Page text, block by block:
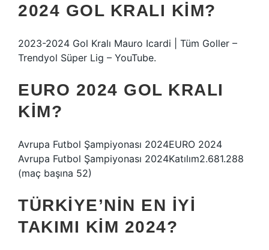
2024 GOL KRALI KIM?
2023-2024 Gol Kralı Mauro Icardi | Tüm Goller –
Trendyol Süper Lig – YouTube.
EURO 2024 GOL KRALI
KIM?
Avrupa Futbol Şampiyonası 2024EURO 2024
Avrupa Futbol Şampiyonası 2024Katılım2.681.288
(maç başına 52)
TÜRKIYE’NIN EN IYI
TAKIMI KIM 2024?